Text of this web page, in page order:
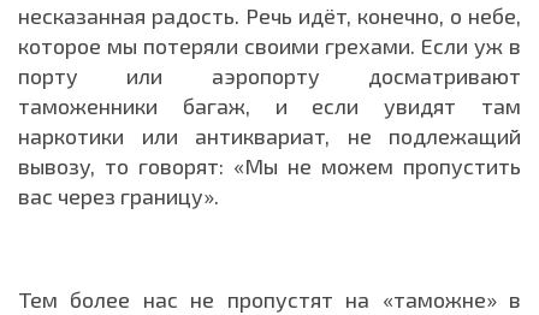
несказанная радость. Речь идёт, конечно, о небе,
которое мы потеряли своими грехами. Если уж в
порту или аэропорту досматривают
таможенники багаж, и если увидят там
наркотики или антиквариат, не подлежащий
вывозу, то говорят: «Мы не можем пропустить
вас через границу».
Тем более нас не пропустят на «таможне» в